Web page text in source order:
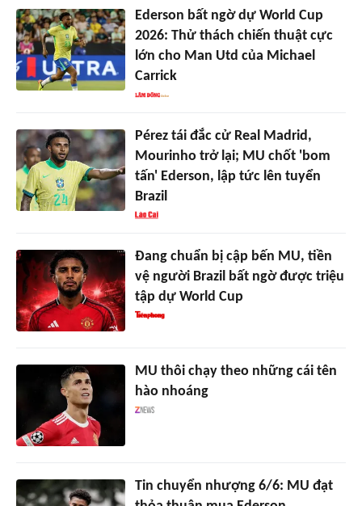
Ederson bất ngờ dự World Cup
2026: Thử thách chiến thuật cực
lớn cho Man Utd của Michael
Carrick
Pérez tái đắc cử Real Madrid,
Mourinho trở lại; MU chốt 'bom
tấn' Ederson, lập tức lên tuyển
Brazil
Đang chuẩn bị cập bến MU, tiền
vệ người Brazil bất ngờ được triệu
tập dự World Cup
MU thôi chạy theo những cái tên
hào nhoáng
Tin chuyển nhượng 6/6: MU đạt